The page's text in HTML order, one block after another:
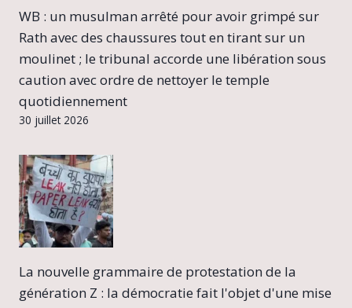
WB : un musulman arrêté pour avoir grimpé sur
Rath avec des chaussures tout en tirant sur un
moulinet ; le tribunal accorde une libération sous
caution avec ordre de nettoyer le temple
quotidiennement
30 juillet 2026
La nouvelle grammaire de protestation de la
génération Z : la démocratie fait l'objet d'une mise